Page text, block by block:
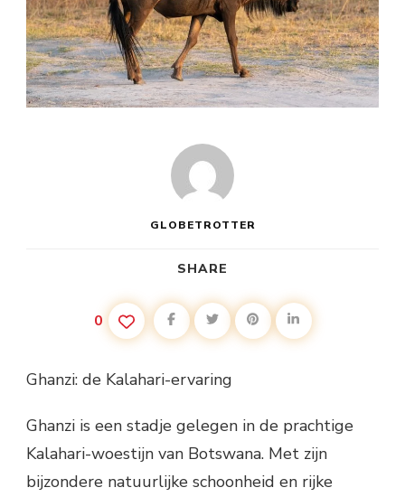
GLOBETROTTER
SHARE
0
Ghanzi: de Kalahari-ervaring
Ghanzi is een stadje gelegen in de prachtige
Kalahari-woestijn van Botswana. Met zijn
bijzondere natuurlijke schoonheid en rijke